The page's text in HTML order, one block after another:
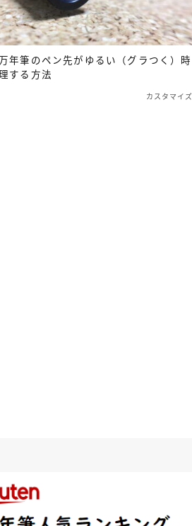
年筆のペン先がゆるい（グラつく）時
する方法
カスタマイズ